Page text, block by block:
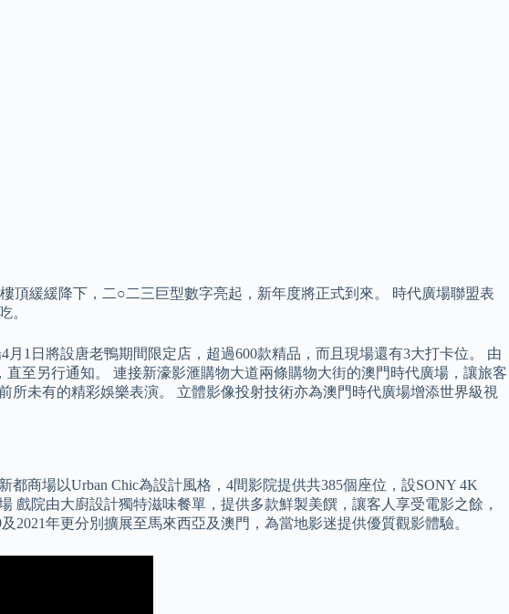
頂緩緩降下，二○二三巨型數字亮起，新年度將正式到來。 時代廣場聯盟表
。
1日將設唐老鴨期間限定店，超過600款精品，而且現場還有3大打卡位。 由
至另行通知。 連接新濠影滙購物大道兩條購物大街的澳門時代廣場，讓旅客
未有的精彩娛樂表演。 立體影像投射技術亦為澳門時代廣場增添世界級視
商場以Urban Chic為設計風格，4間影院提供共385個座位，設SONY 4K
戲院由大廚設計獨特滋味餐單，提供多款鮮製美饌，讓客人享受電影之餘，
年更分別擴展至馬來西亞及澳門，為當地影迷提供優質觀影體驗。